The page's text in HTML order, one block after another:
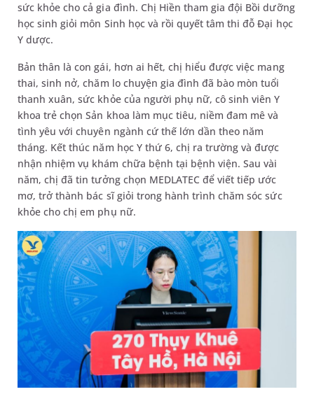
sức khỏe cho cả gia đình. Chị Hiền tham gia đội Bồi dưỡng
học sinh giỏi môn Sinh học và rồi quyết tâm thi đỗ Đại học
Y dược.
Bản thân là con gái, hơn ai hết, chị hiểu được việc mang
thai, sinh nở, chăm lo chuyện gia đình đã bào mòn tuổi
thanh xuân, sức khỏe của người phụ nữ, cô sinh viên Y
khoa trẻ chọn Sản khoa làm mục tiêu, niềm đam mê và
tình yêu với chuyên ngành cứ thế lớn dần theo năm
tháng. Kết thúc năm học Y thứ 6, chị ra trường và được
nhận nhiệm vụ khám chữa bệnh tại bệnh viện. Sau vài
năm, chị đã tin tưởng chọn MEDLATEC để viết tiếp ước
mơ, trở thành bác sĩ giỏi trong hành trình chăm sóc sức
khỏe cho chị em phụ nữ.